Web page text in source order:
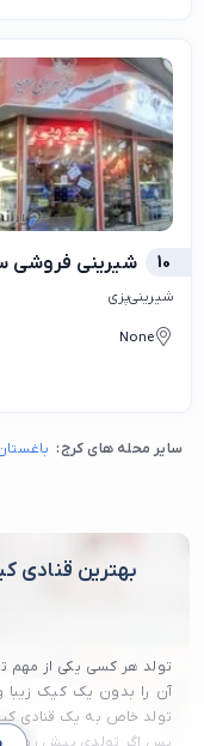
10 شیرینی فروشی
شیرینی‌پزی
None
سایر محله های کرج:
بهترین قنادی
تولد هر کسی یکی از مهم
آن را بدون یک کیک زیبا
تولد خاص به یک قنادی
پس اگر تولدی پیش روی